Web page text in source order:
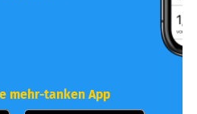
mehr-tanken App